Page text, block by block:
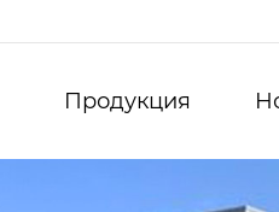
Продукция